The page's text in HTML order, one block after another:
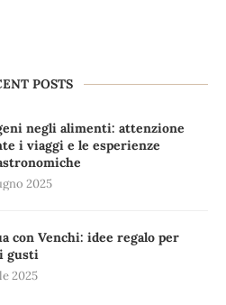
POSTS
negli alimenti: attenzione
i viaggi e le esperienze
2025
con Venchi: idee regalo per
gusti
2025